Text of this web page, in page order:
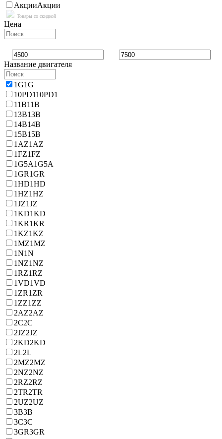
АкцииАкции
Товары со скидкой
Цена
Название двигателя
1G1G
10PD110PD1
11B11B
13B13B
14B14B
15B15B
1AZ1AZ
1FZ1FZ
1G5A1G5A
1GR1GR
1HD1HD
1HZ1HZ
1JZ1JZ
1KD1KD
1KR1KR
1KZ1KZ
1MZ1MZ
1N1N
1NZ1NZ
1RZ1RZ
1VD1VD
1ZR1ZR
1ZZ1ZZ
2AZ2AZ
2C2C
2JZ2JZ
2KD2KD
2L2L
2MZ2MZ
2NZ2NZ
2RZ2RZ
2TR2TR
2UZ2UZ
3B3B
3C3C
3GR3GR